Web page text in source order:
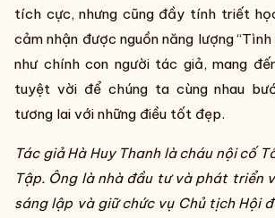
tích cực, nhưng cũng đầy tính triết
cảm nhận được nguồn năng lượng
như chính con người tác giả, mang
tuyệt vời để chúng ta cùng nhau
tương lai với những điều tốt đẹp.
Tác giả Hà Huy Thanh là cháu nội cố
Tập. Ông là nhà đầu tư và phát triển
sáng lập và giữ chức vụ Chủ tịch Hội